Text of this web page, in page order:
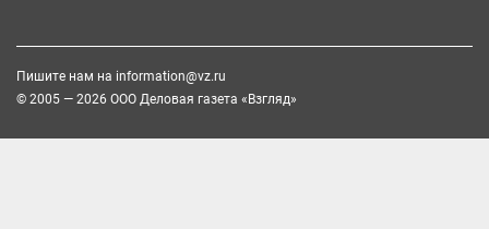
Пишите нам на information@vz.ru
© 2005 — 2026 ООО Деловая газета «Взгляд»